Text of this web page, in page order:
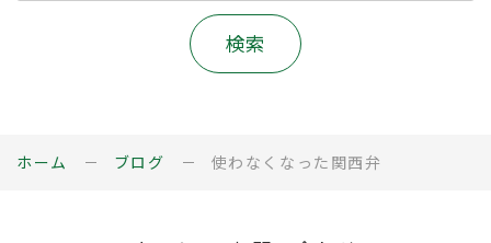
ホーム ブログ 使わなくなった関西弁